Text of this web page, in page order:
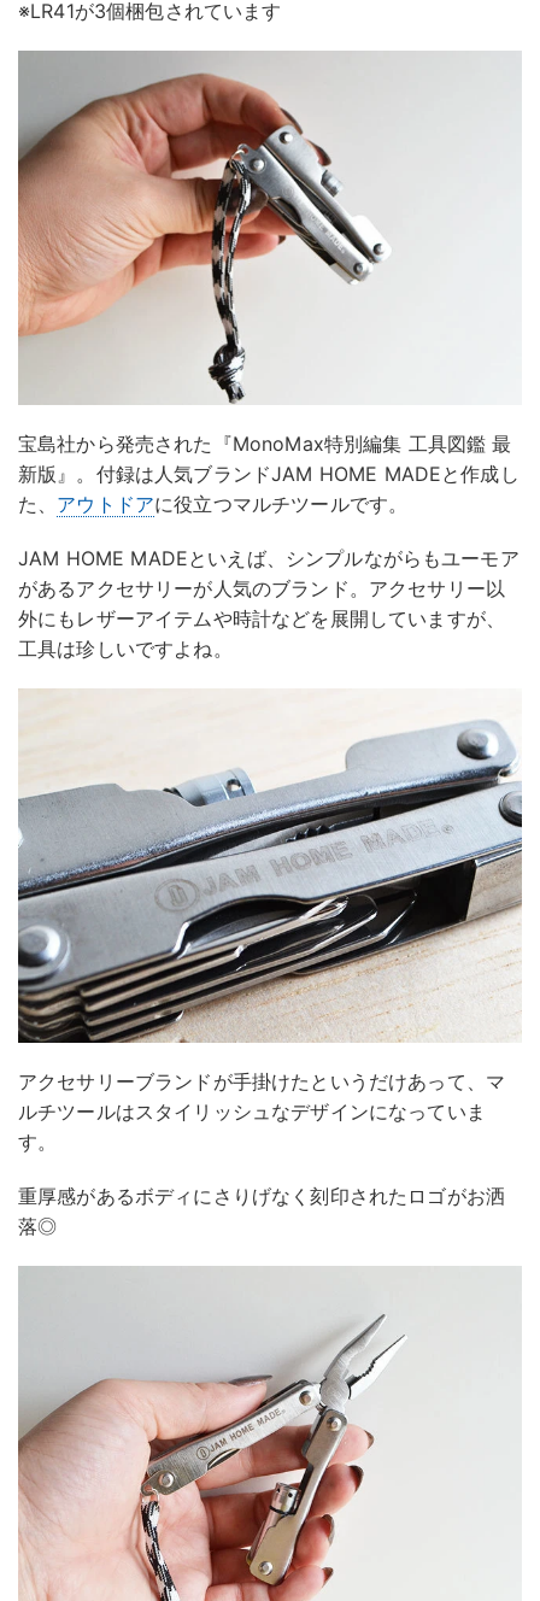
※LR41が3個梱包されています
宝島社から発売された『MonoMax特別編集 工具図鑑 最
新版』。付録は人気ブランドJAM HOME MADEと作成し
た、 アウトドアに役立つマルチツールです。
JAM HOME MADEといえば、シンプルながらもユーモア
があるアクセサリーが人気のブランド。アクセサリー以
外にもレザーアイテムや時計などを展開していますが、
工具は珍しいですよね。
アクセサリーブランドが手掛けたというだけあって、マ
ルチツールはスタイリッシュなデザインになっていま
す。
重厚感があるボディにさりげなく刻印されたロゴがお洒
落◎